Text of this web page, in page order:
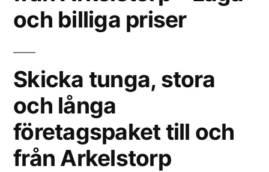
och billiga priser
Skicka tunga, stora
och långa
företagspaket till och
från Arkelstorp